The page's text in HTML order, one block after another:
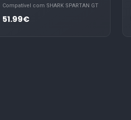
Compatível com SHARK SPARTAN GT
51.99€